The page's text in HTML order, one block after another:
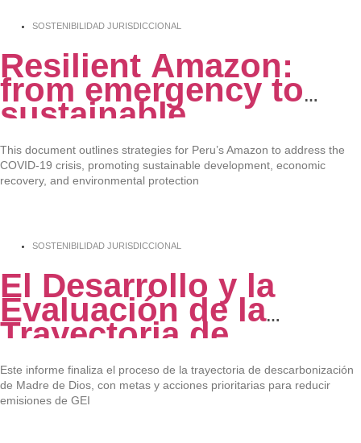
SOSTENIBILIDAD JURISDICCIONAL
Resilient Amazon:
from emergency to
sustainable
development
This document outlines strategies for Peru’s Amazon to address the
COVID-19 crisis, promoting sustainable development, economic
recovery, and environmental protection
SOSTENIBILIDAD JURISDICCIONAL
El Desarrollo y la
Evaluación de la
Trayectoria de
Descarbonización de
Madre de Dios
Este informe finaliza el proceso de la trayectoria de descarbonización
de Madre de Dios, con metas y acciones prioritarias para reducir
emisiones de GEI